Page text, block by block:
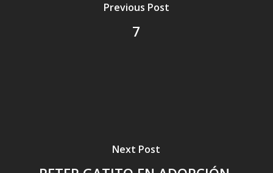
Previous Post
7
Next Post